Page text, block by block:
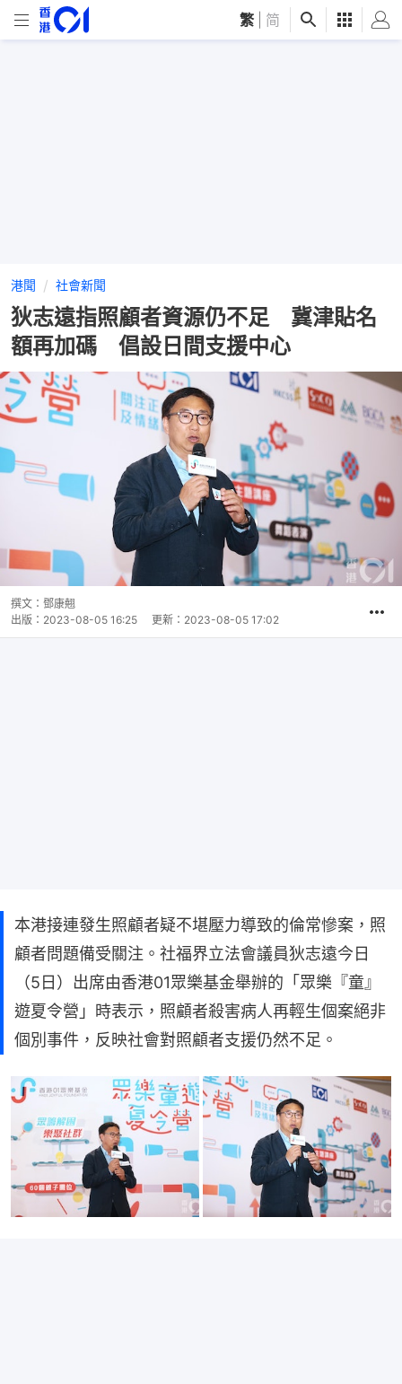
繁 简
港聞 社會新聞
狄志遠指照顧者資源仍不足 冀津貼名
額再加碼 倡設日間支援中心
撰文： 鄧康翹
出版： 2023-08-05 16:25 更新： 2023-08-05 17:02
本港接連發生照顧者疑不堪壓力導致的倫常慘案，照
顧者問題備受關注。社福界立法會議員狄志遠今日
（5日）出席由香港01眾樂基金舉辦的「眾樂『童』
遊夏令營」時表示，照顧者殺害病人再輕生個案絕非
個別事件，反映社會對照顧者支援仍然不足。